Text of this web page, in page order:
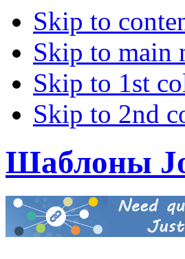
Skip to
Skip to main
Skip to 1st
Skip to 2nd
Шаблоны